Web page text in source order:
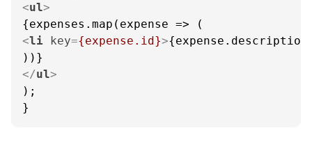
<ul>
<li key={expense.id}>
</ul>
);
}